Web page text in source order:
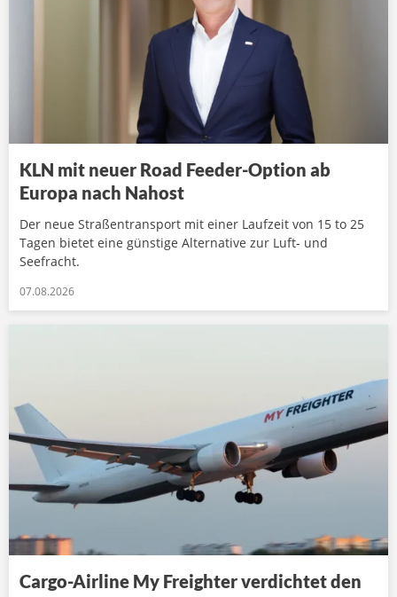
KLN mit neuer Road Feeder-Option ab
Europa nach Nahost
Der neue Straßentransport mit einer Laufzeit von 15 to 25
Tagen bietet eine günstige Alternative zur Luft- und
Seefracht.
07.08.2026
Cargo-Airline My Freighter verdichtet den